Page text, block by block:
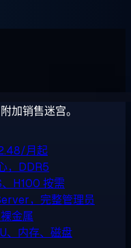
加销售迷宫。
月起
，DDR5
H100 按需
，完整管理员
金属
、内存、磁盘